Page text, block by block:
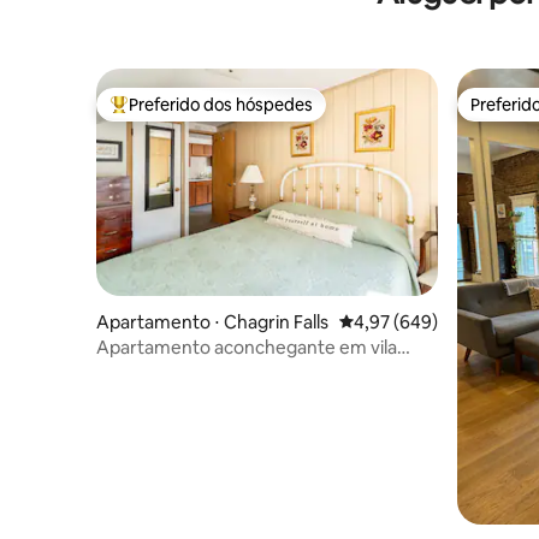
Entre os melhores preferidos dos hóspedes
Preferido dos hóspedes
Apartamento ⋅ Chagrin Falls 4,97 de uma avaliação
4,97 (649)
Apartamento aconchegante em vila